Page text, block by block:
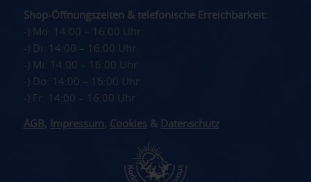
Shop-Öffnungszeiten & telefonische Erreichbarkeit:
-) Mo: 14:00 – 16:00 Uhr
-) Di: 14:00 – 16:00 Uhr
-) Mi: 14:00 – 16:00 Uhr
-) Do: 14:00 – 16:00 Uhr
-) Fr: 14:00 – 16:00 Uhr
AGB , Impressum, Cookies& Datenschutz